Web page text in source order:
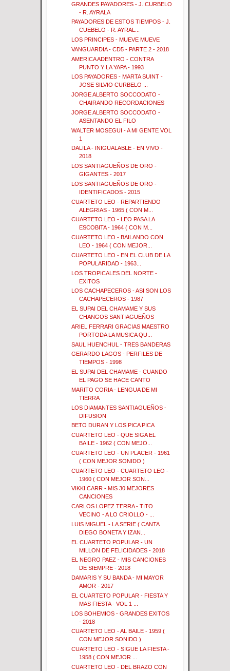
GRANDES PAYADORES - J. CURBELO
- R. AYRALA
PAYADORES DE ESTOS TIEMPOS - J.
CUEBELO - R. AYRAL...
LOS PRINCIPES - MUEVE MUEVE
VANGUARDIA - CD5 - PARTE 2 - 2018
AMERICA ADENTRO - CONTRA
PUNTO Y LA YAPA - 1993
LOS PAYADORES - MARTA SUINT -
JOSE SILVIO CURBELO ...
JORGE ALBERTO SOCCODATO -
CHAIRANDO RECORDACIONES
JORGE ALBERTO SOCCODATO -
ASENTANDO EL FILO
WALTER MOSEGUI - A MI GENTE VOL
1
DALILA - INIGUALABLE - EN VIVO -
2018
LOS SANTIAGUEÑOS DE ORO -
GIGANTES - 2017
LOS SANTIAGUEÑOS DE ORO -
IDENTIFICADOS - 2015
CUARTETO LEO - REPARTIENDO
ALEGRIAS - 1965 ( CON M...
CUARTETO LEO - LEO PASA LA
ESCOBITA - 1964 ( CON M...
CUARTETO LEO - BAILANDO CON
LEO - 1964 ( CON MEJOR...
CUARTETO LEO - EN EL CLUB DE LA
POPULARIDAD - 1963...
LOS TROPICALES DEL NORTE -
EXITOS
LOS CACHAPECEROS - ASI SON LOS
CACHAPECEROS - 1987
EL SUPAI DEL CHAMAME Y SUS
CHANGOS SANTIAGUEÑOS
ARIEL FERRARI GRACIAS MAESTRO
PORTODA LA MUSICA QU...
SAUL HUENCHUL - TRES BANDERAS
GERARDO LAGOS - PERFILES DE
TIEMPOS - 1998
EL SUPAI DEL CHAMAME - CUANDO
EL PAGO SE HACE CANTO
MARITO CORIA - LENGUA DE MI
TIERRA
LOS DIAMANTES SANTIAGUEÑOS -
DIFUSION
BETO DURAN Y LOS PICA PICA
CUARTETO LEO - QUE SIGA EL
BAILE - 1962 ( CON MEJO...
CUARTETO LEO - UN PLACER - 1961
( CON MEJOR SONIDO )
CUARTETO LEO - CUARTETO LEO -
1960 ( CON MEJOR SON...
VIKKI CARR - MIS 30 MEJORES
CANCIONES
CARLOS LOPEZ TERRA - TITO
VECINO - A LO CRIOLLO - ...
LUIS MIGUEL - LA SERIE ( CANTA
DIEGO BONETA Y IZAN...
EL CUARTETO POPULAR - UN
MILLON DE FELICIDADES - 2018
EL NEGRO PAEZ - MIS CANCIONES
DE SIEMPRE - 2018
DAMARIS Y SU BANDA - MI MAYOR
AMOR - 2017
EL CUARTETO POPULAR - FIESTA Y
MAS FIESTA - VOL 1 ...
LOS BOHEMIOS - GRANDES EXITOS
- 2018
CUARTETO LEO - AL BAILE - 1959 (
CON MEJOR SONIDO )
CUARTETO LEO - SIGUE LA FIESTA -
1958 ( CON MEJOR ...
CUARTETO LEO - DEL BRAZO CON